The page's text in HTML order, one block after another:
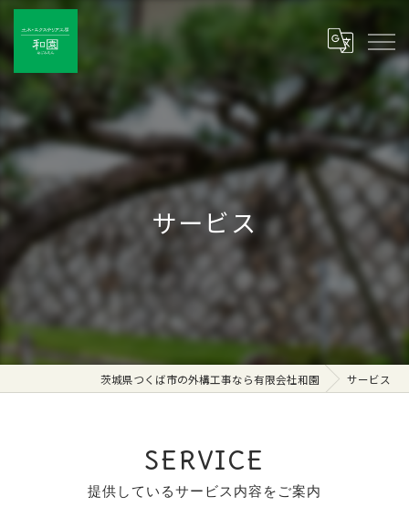
サービス
茨城県つくば市の外構工事なら有限会社和園 サービス
提供しているサービス内容をご案内
SERVICE